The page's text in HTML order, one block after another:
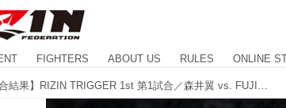
FIGHTERS ABOUT US RULES ONLINE